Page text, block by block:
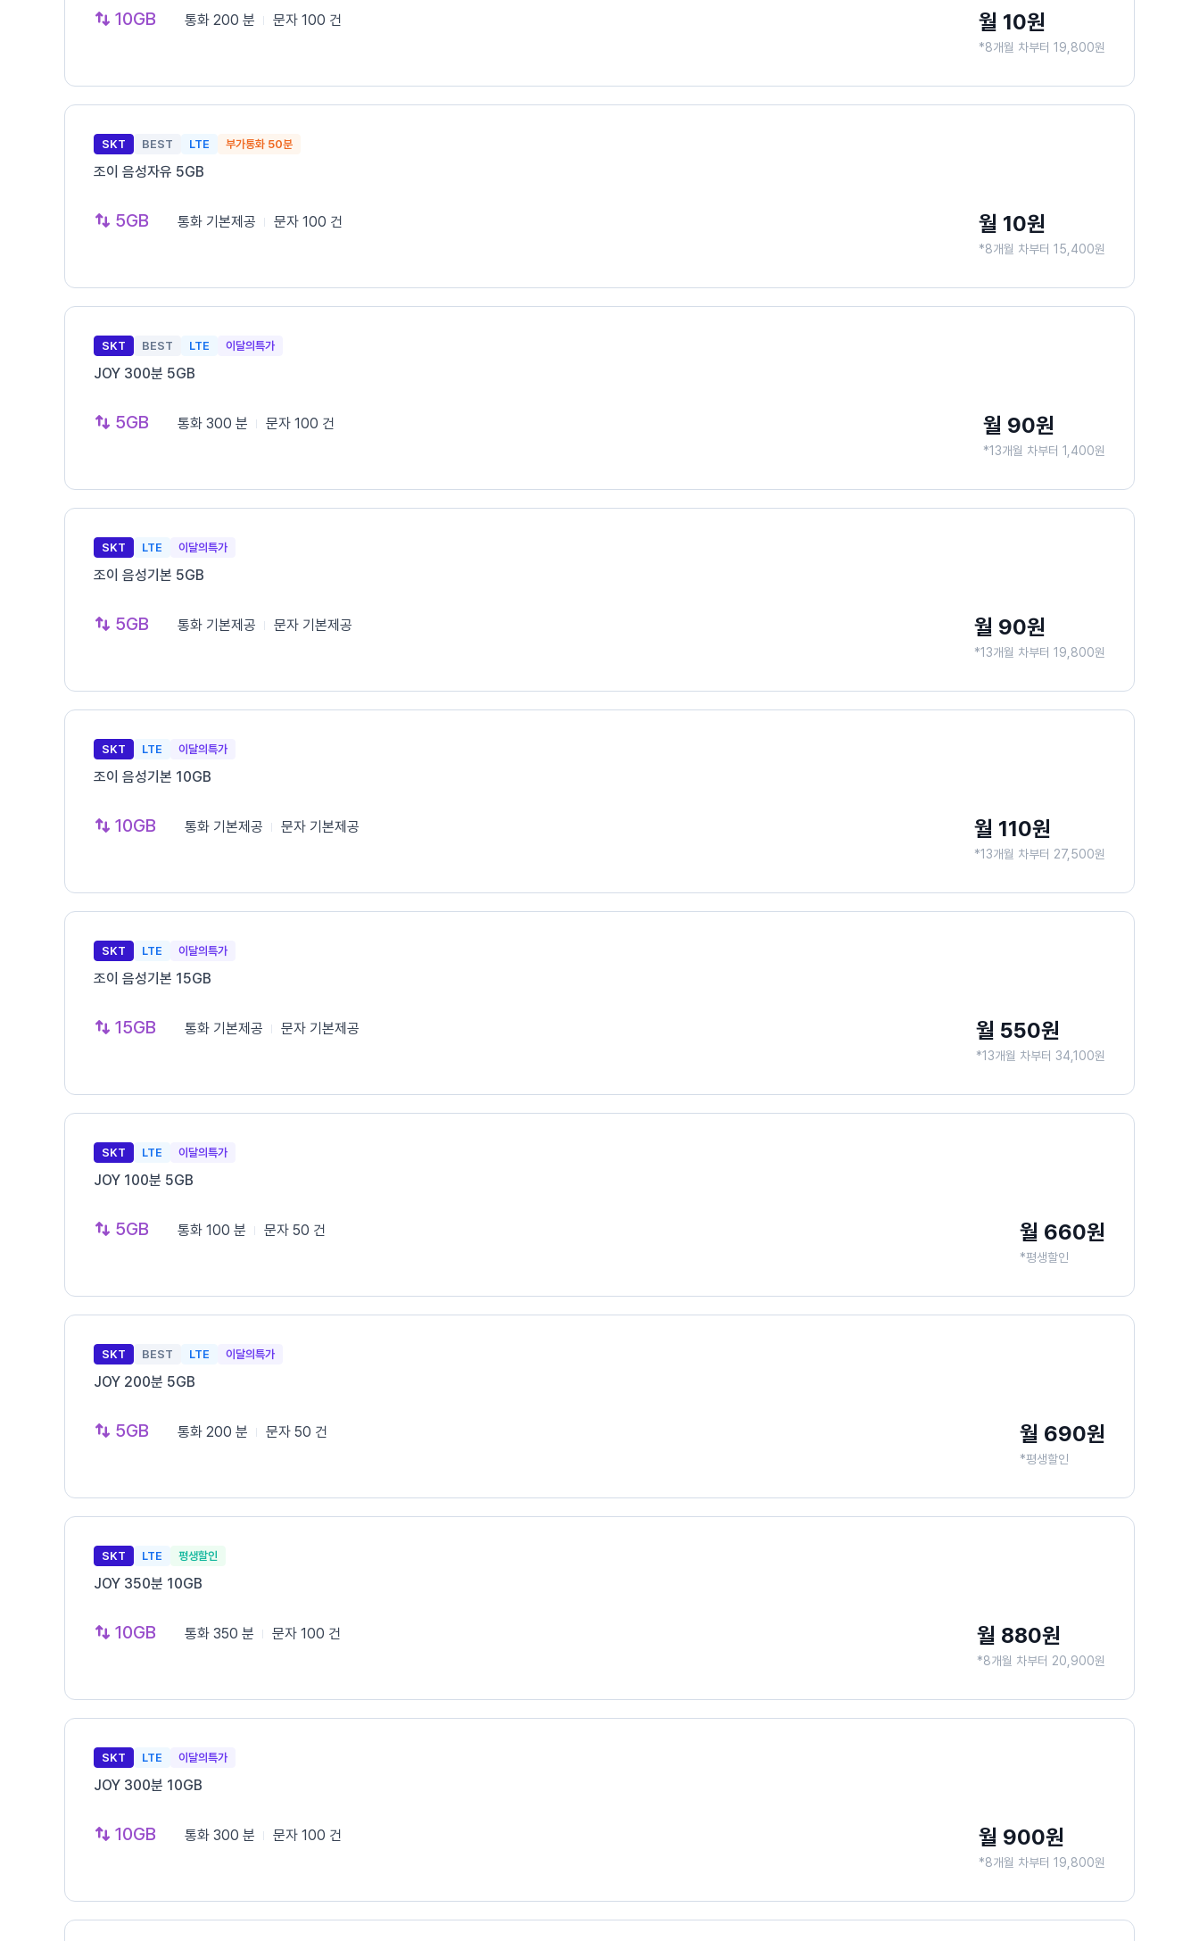
10GB 통화 200 분 문자 100 건 월 10원
*8개월 차부터 19,800원
SKT BEST LTE 부가통화 50분
조이 음성자유 5GB
5GB 통화 기본제공 문자 100 건 월 10원
*8개월 차부터 15,400원
SKT BEST LTE 이달의특가
JOY 300분 5GB
5GB 통화 300 분 문자 100 건 월 90원
*13개월 차부터 1,400원
SKT LTE 이달의특가
조이 음성기본 5GB
5GB 통화 기본제공 문자 기본제공 월 90원
*13개월 차부터 19,800원
SKT LTE 이달의특가
조이 음성기본 10GB
10GB 통화 기본제공 문자 기본제공 월 110원
*13개월 차부터 27,500원
SKT LTE 이달의특가
조이 음성기본 15GB
15GB 통화 기본제공 문자 기본제공 월 550원
*13개월 차부터 34,100원
SKT LTE 이달의특가
JOY 100분 5GB
5GB 통화 100 분 문자 50 건 월 660원
*평생할인
SKT BEST LTE 이달의특가
JOY 200분 5GB
5GB 통화 200 분 문자 50 건 월 690원
*평생할인
SKT LTE 평생할인
JOY 350분 10GB
10GB 통화 350 분 문자 100 건 월 880원
*8개월 차부터 20,900원
SKT LTE 이달의특가
JOY 300분 10GB
10GB 통화 300 분 문자 100 건 월 900원
*8개월 차부터 19,800원